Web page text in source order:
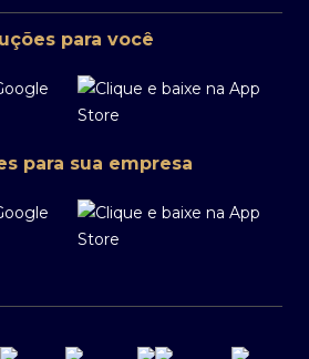
para você
para sua empresa